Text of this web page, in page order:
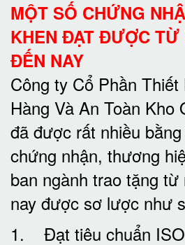
MỘT SỐ CHỨNG
KHEN ĐẠT ĐƯỢC TỪ
ĐẾN NAY
Công ty Cổ Phần
Hàng Và An Toàn Kho
đã được rất nhiều
chứng nhận, thương
ban ngành trao tặng từ
nay được sơ lược như
1. Đạt tiêu chuẩn